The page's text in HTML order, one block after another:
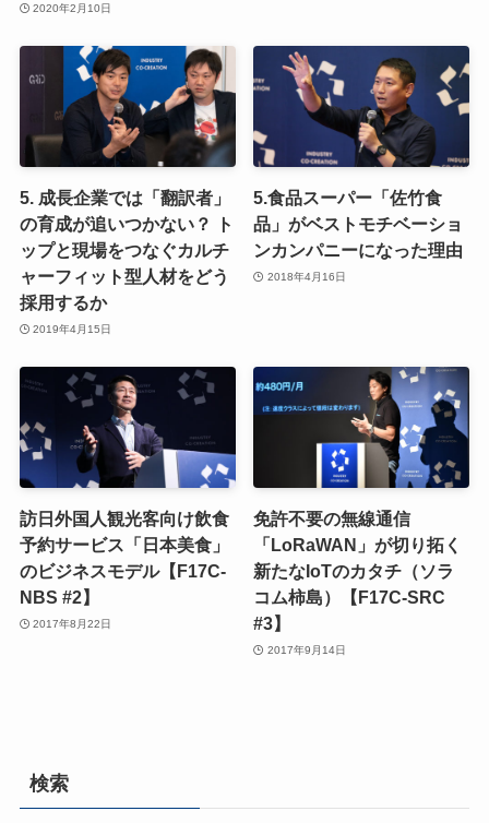
2020年2月10日
5. 成長企業では「翻訳者」
の育成が追いつかない？ ト
ップと現場をつなぐカルチ
ャーフィット型人材をどう
採用するか
2019年4月15日
5.食品スーパー「佐竹食
品」がベストモチベーショ
ンカンパニーになった理由
2018年4月16日
訪日外国人観光客向け飲食
予約サービス「日本美食」
のビジネスモデル【F17C-
NBS #2】
2017年8月22日
免許不要の無線通信
「LoRaWAN」が切り拓く
新たなIoTのカタチ（ソラ
コム柿島）【F17C-SRC
#3】
2017年9月14日
検索